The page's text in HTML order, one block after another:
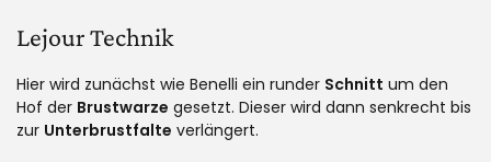
LejourTechnik
Hier wird zunächst wie Benelli ein runder Schnitt um den
Hof der Brustwarze gesetzt. Dieser wird dann senkrecht bis
zur Unterbrustfalte verlängert.